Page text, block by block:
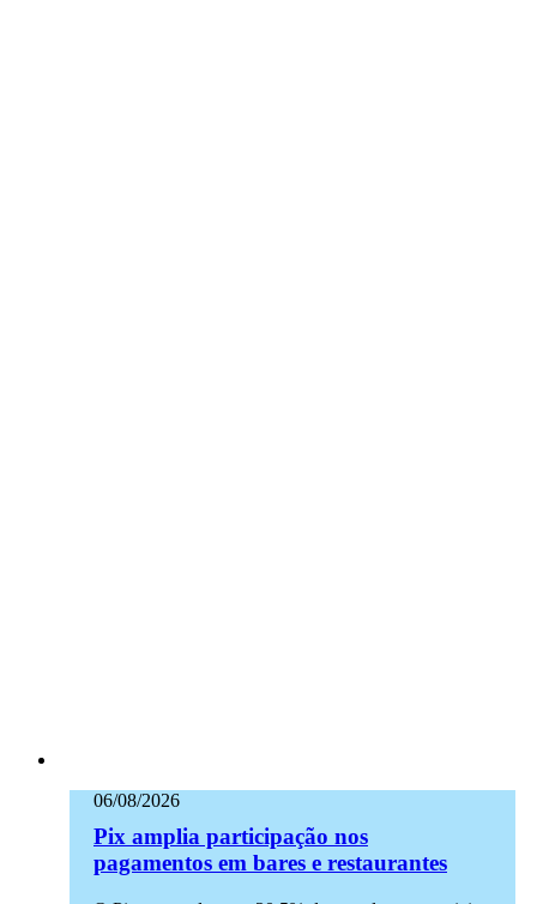
06/08/2026
Pix amplia participação nos
pagamentos em bares e restaurantes